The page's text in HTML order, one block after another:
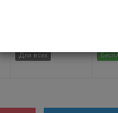
Для всех